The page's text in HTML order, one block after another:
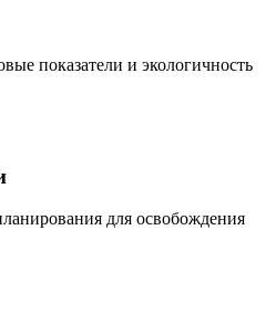
показатели и экологичность
для освобождения